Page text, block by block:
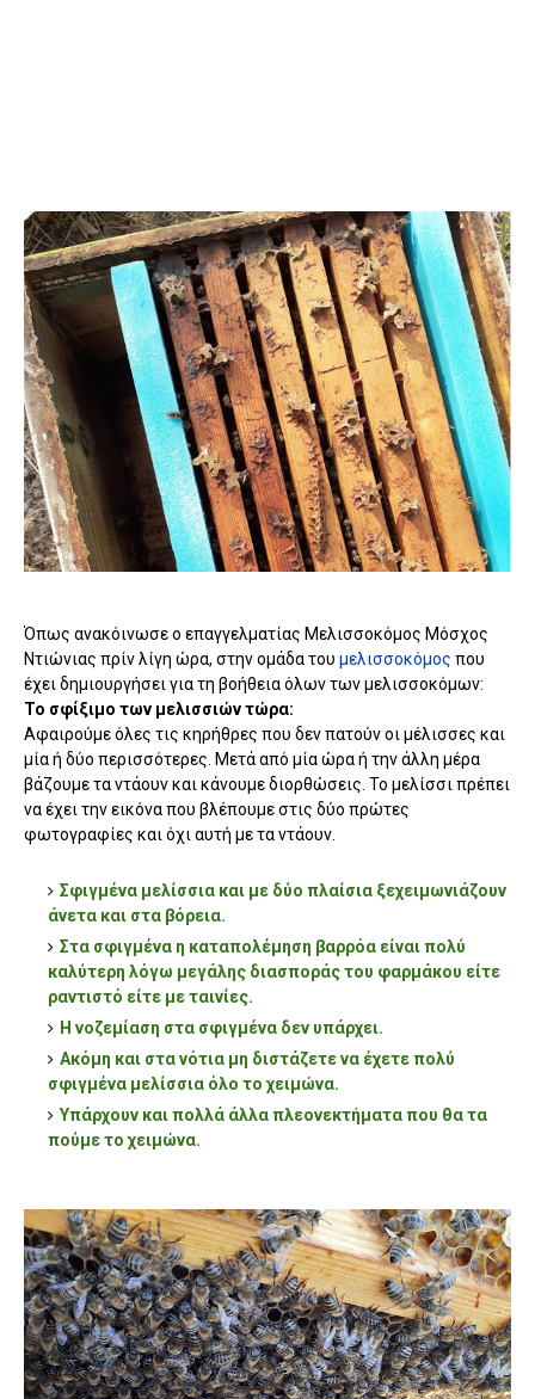
Όπως ανακόινωσε ο επαγγελματίας Μελισσοκόμος Μόσχος
Ντιώνιας πρίν λίγη ώρα, στην ομάδα του μελισσοκόμος που
έχει δημιουργήσει για τη βοήθεια όλων των μελισσοκόμων:
Το σφίξιμο των μελισσιών τώρα:
Αφαιρούμε όλες τις κηρήθρες που δεν πατούν οι μέλισσες και
μία ή δύο περισσότερες. Μετά από μία ώρα ή την άλλη μέρα
βάζουμε τα ντάουν και κάνουμε διορθώσεις. Το μελίσσι πρέπει
να έχει την εικόνα που βλέπουμε στις δύο πρώτες
φωτογραφίες και όχι αυτή με τα ντάουν.
Σφιγμένα μελίσσια και με δύο πλαίσια ξεχειμωνιάζουν
άνετα και στα βόρεια.
Στα σφιγμένα η καταπολέμηση βαρρόα είναι πολύ
καλύτερη λόγω μεγάλης διασποράς του φαρμάκου είτε
ραντιστό είτε με ταινίες.
Η νοζεμίαση στα σφιγμένα δεν υπάρχει.
Ακόμη και στα νότια μη διστάζετε να έχετε πολύ
σφιγμένα μελίσσια όλο το χειμώνα.
Υπάρχουν και πολλά άλλα πλεονεκτήματα που θα τα
πούμε το χειμώνα.